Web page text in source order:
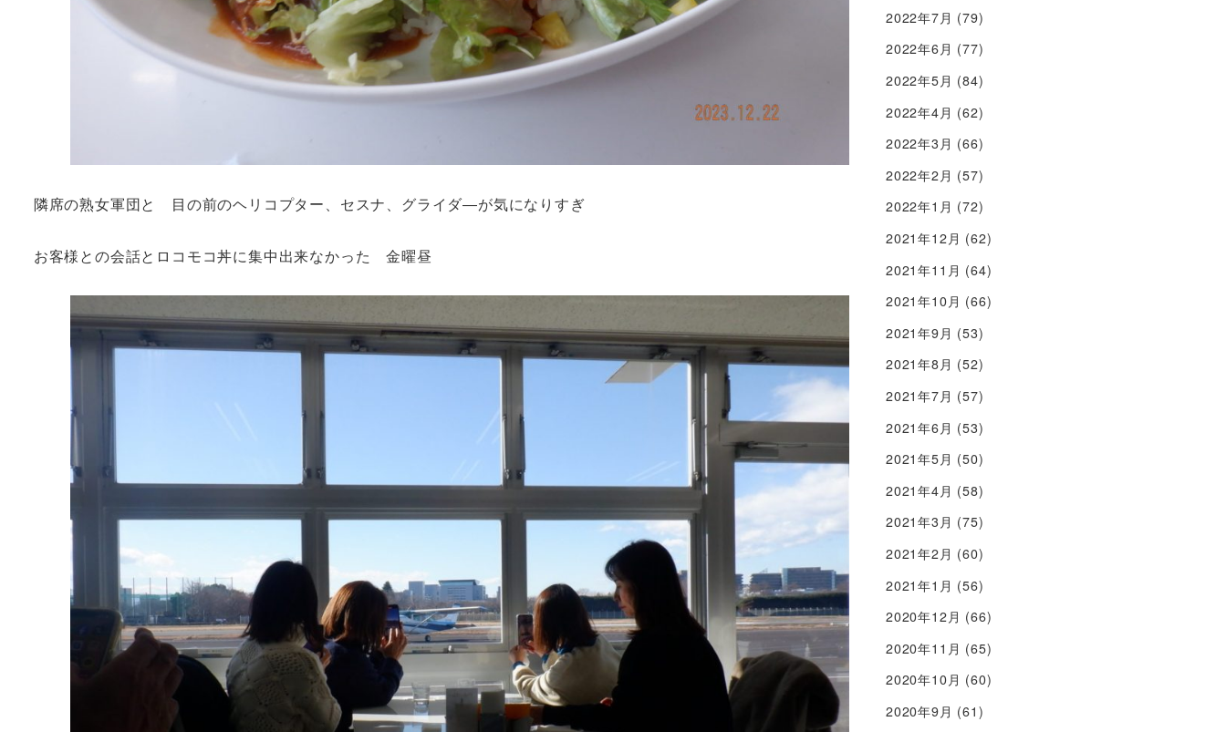
隣席の熟女軍団と 目の前のヘリコプター、セスナ、グライダ―が気になりすぎ
お客様との会話とロコモコ丼に集中出来なかった 金曜昼
2022年7月 (79)
2022年6月 (77)
2022年5月 (84)
2022年4月 (62)
2022年3月 (66)
2022年2月 (57)
2022年1月 (72)
2021年12月 (62)
2021年11月 (64)
2021年10月 (66)
2021年9月 (53)
2021年8月 (52)
2021年7月 (57)
2021年6月 (53)
2021年5月 (50)
2021年4月 (58)
2021年3月 (75)
2021年2月 (60)
2021年1月 (56)
2020年12月 (66)
2020年11月 (65)
2020年10月 (60)
2020年9月 (61)